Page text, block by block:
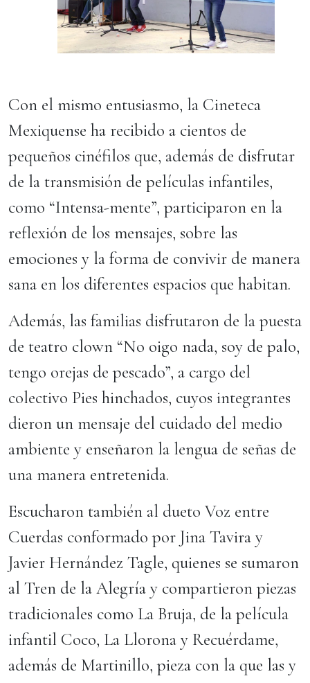
Con el mismo entusiasmo, la Cineteca
Mexiquense ha recibido a cientos de
pequeños cinéfilos que, además de disfrutar
de la transmisión de películas infantiles,
como “Intensa-mente”, participaron en la
reflexión de los mensajes, sobre las
emociones y la forma de convivir de manera
sana en los diferentes espacios que habitan.
Además, las familias disfrutaron de la puesta
de teatro clown “No oigo nada, soy de palo,
tengo orejas de pescado”, a cargo del
colectivo Pies hinchados, cuyos integrantes
dieron un mensaje del cuidado del medio
ambiente y enseñaron la lengua de señas de
una manera entretenida.
Escucharon también al dueto Voz entre
Cuerdas conformado por Jina Tavira y
Javier Hernández Tagle, quienes se sumaron
al Tren de la Alegría y compartieron piezas
tradicionales como La Bruja, de la película
infantil Coco, La Llorona y Recuérdame,
además de Martinillo, pieza con la que las y